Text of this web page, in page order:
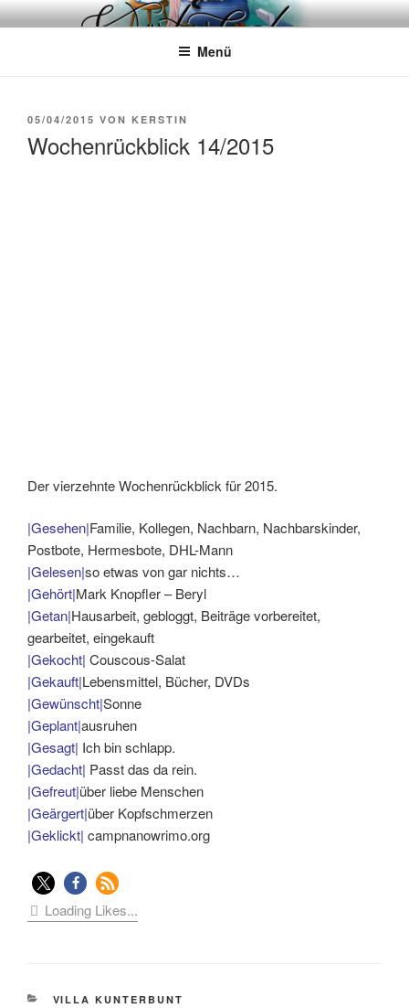
Zum
InhaltWÖRTERKATZE
Von Büchern erzählen
Menü
VERÖFFENTLICHT
05/04/2015 VON KERSTIN
Wochenrückblick 14/2015
Der vierzehnte Wochenrückblick für 2015.
|Gesehen|Familie, Kollegen, Nachbarn, Nachbarskinder,
Postbote, Hermesbote, DHL-Mann
|Gelesen|so etwas von gar nichts…
|Gehört|Mark Knopfler – Beryl
|Getan|Hausarbeit, gebloggt, Beiträge vorbereitet,
gearbeitet, eingekauft
|Gekocht| Couscous-Salat
|Gekauft|Lebensmittel, Bücher, DVDs
|Gewünscht|Sonne
|Geplant|ausruhen
|Gesagt| Ich bin schlapp.
|Gedacht| Passt das da rein.
|Gefreut|über liebe Menschen
|Geärgert|über Kopfschmerzen
|Geklickt| campnanowrimo.org
Loading Likes...
KATEGORIEN
VILLA KUNTERBUNT